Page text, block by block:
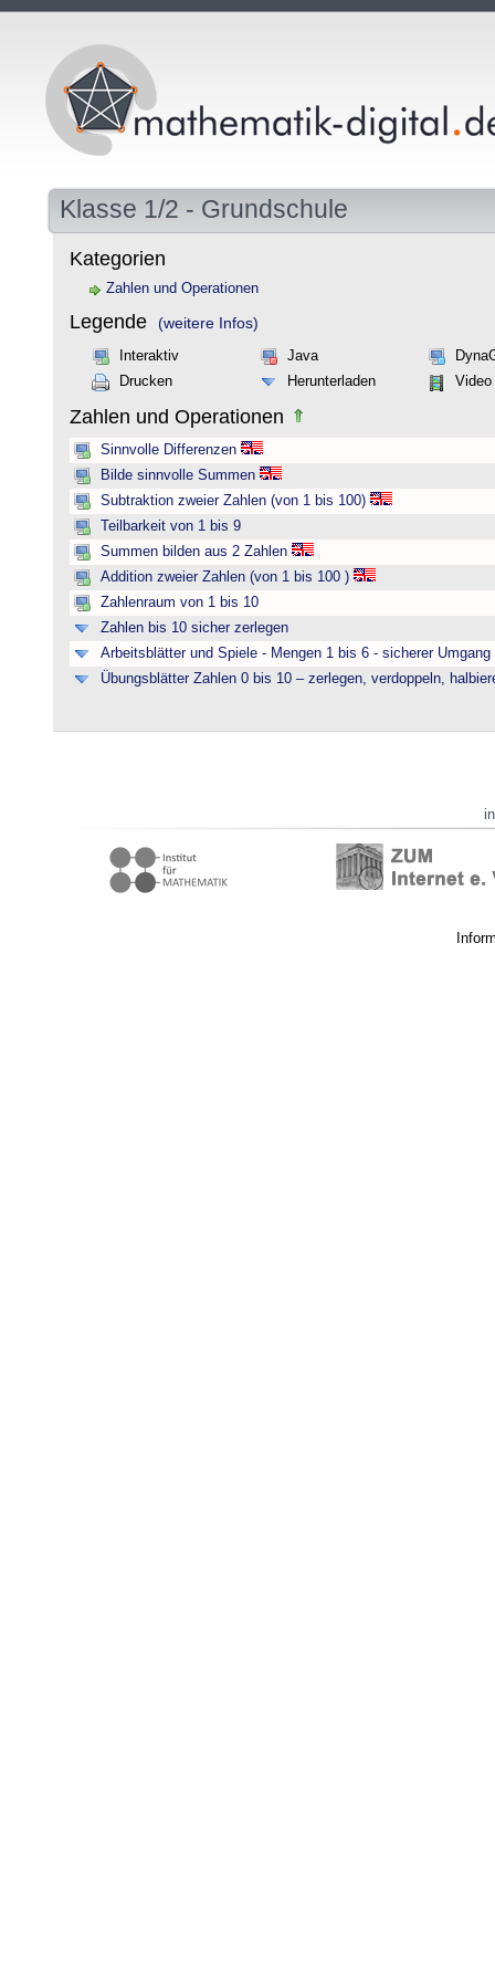
Klasse 1/2 - Grundschule
Kategorien
Zahlen und Operationen
Legende (weitere Infos)
Interaktiv Java
Drucken
Herunterladen Video
Zahlen und Operationen
Sinnvolle Differenzen
Bilde sinnvolle Summen
Subtraktion zweier Zahlen (von 1 bis 100)
Teilbarkeit von 1 bis 9
Summen bilden aus 2 Zahlen
Addition zweier Zahlen (von 1 bis 100 )
Zahlenraum von 1 bis 10
Zahlen bis 10 sicher zerlegen
Arbeitsblätter und Spiele - Mengen 1 bis 6 - sicherer Umgang
Übungsblätter Zahlen 0 bis 10 – zerlegen, verdoppeln,